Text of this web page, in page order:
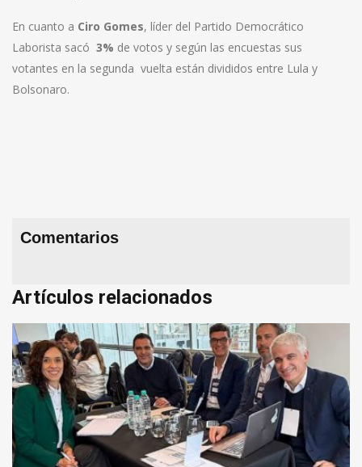
En cuanto a Ciro Gomes, líder del Partido Democrático
Laborista sacó 3% de votos y según las encuestas sus
votantes en la segunda vuelta están divididos entre Lula y
Bolsonaro.
Comentarios
Artículos relacionados